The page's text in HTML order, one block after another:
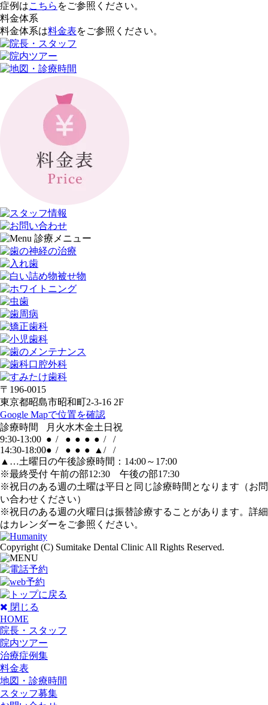
症例はこちら をご参照ください。
料金体系
料金体系は料金表をご参照ください。
〒196-0015
東京都昭島市昭和町2-3-16 2F
Google Mapで位置を確認
診療時間
月 火水木金土 日 祝
9:30-13:00 ● / ● ● ● ● /
/
14:30-18:00● / ● ● ● ▲ /
/
▲…土曜日の午後診療時間：14:00～17:00
※最終受付 午前の部12:30 午後の部17:30
※祝日のある週の土曜は平日と同じ診療時間となります（お問
い合わせください）
※祝日のある週の火曜日は振替診療することがあります。詳細
はカレンダーをご参照ください。
Copyright (C) Sumitake Dental Clinic All Rights Reserved.
閉じる
HOME
院長・スタッフ
院内ツアー
治療症例集
料金表
地図・診療時間
スタッフ募集